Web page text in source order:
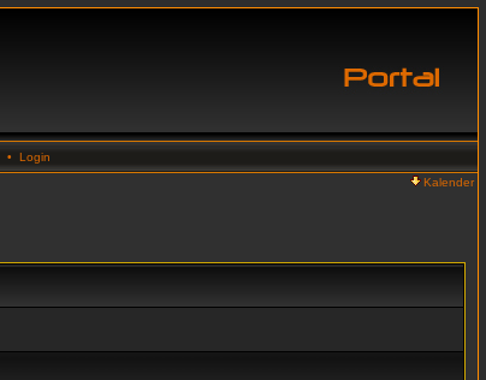
• Login
Kalender